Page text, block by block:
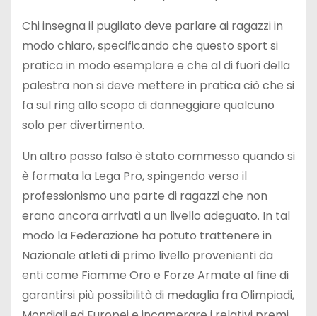
Chi insegna il pugilato deve parlare ai ragazzi in
modo chiaro, specificando che questo sport si
pratica in modo esemplare e che al di fuori della
palestra non si deve mettere in pratica ciò che si
fa sul ring allo scopo di danneggiare qualcuno
solo per divertimento.
Un altro passo falso è stato commesso quando si
è formata la Lega Pro, spingendo verso il
professionismo una parte di ragazzi che non
erano ancora arrivati a un livello adeguato. In tal
modo la Federazione ha potuto trattenere in
Nazionale atleti di primo livello provenienti da
enti come Fiamme Oro e Forze Armate al fine di
garantirsi più possibilità di medaglia fra Olimpiadi,